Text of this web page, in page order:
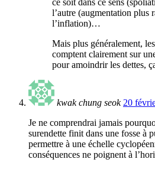
ce soit dans ce sens
l’autre (augmentation plus
l’inflation)…
Mais plus généralement,
comptent clairement sur
pour amoindrir les dettes,
kwak chung seok 20
Je ne comprendrai jamais
surendette finit dans une fosse à
permettre à une échelle
conséquences ne poignent à